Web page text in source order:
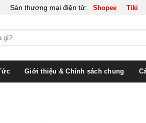
thương mại điện tử: Shopee Tiki
Giới thiệu & Chính sách chung